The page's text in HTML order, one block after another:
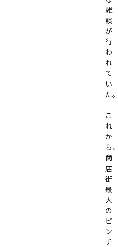
雑
談
が
行
わ
れ
て
い
た。
こ
れ
か
ら、
商
店
街
最
大
の
ピ
ン
チ